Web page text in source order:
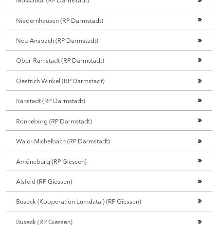
Niedernhausen (RP Darmstadt)
Neu-Anspach (RP Darmstadt)
Ober-Ramstadt (RP Darmstadt)
Oestrich Winkel (RP Darmstadt)
Ranstadt (RP Darmstadt)
Ronneburg (RP Darmstadt)
Wald- Michelbach (RP Darmstadt)
Amöneburg (RP Giessen)
Alsfeld (RP Giessen)
Buseck (Kooperation Lumdatal) (RP Giessen)
Buseck (RP Giessen)